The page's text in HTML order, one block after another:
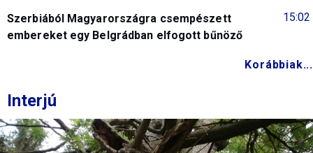
15:02
Szerbiából Magyarországra csempészett
embereket egy Belgrádban elfogott bűnöző
Korábbiak...
Interjú